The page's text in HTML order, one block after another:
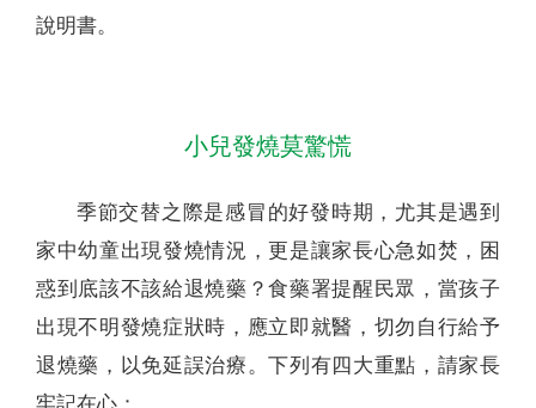
說明書。
小兒發燒莫驚慌
季節交替之際是感冒的好發時期，尤其是遇到
家中幼童出現發燒情況，更是讓家長心急如焚，困
惑到底該不該給退燒藥？食藥署提醒民眾，當孩子
出現不明發燒症狀時，應立即就醫，切勿自行給予
退燒藥，以免延誤治療。下列有四大重點，請家長
牢記在心：